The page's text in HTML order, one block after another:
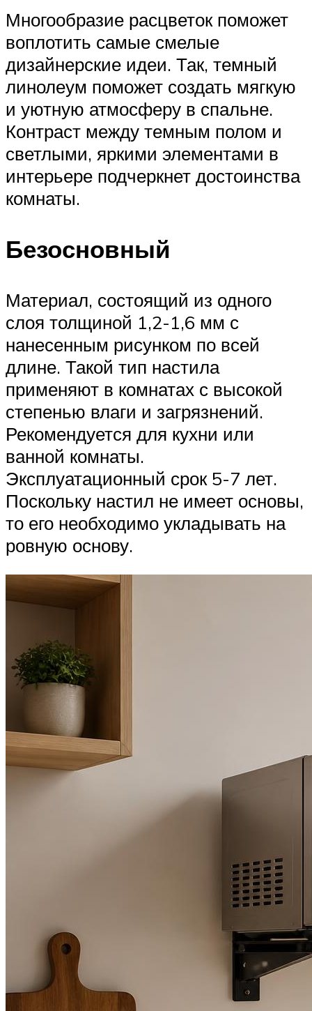
Многообразие расцветок поможет
воплотить самые смелые
дизайнерские идеи. Так, темный
линолеум поможет создать мягкую
и уютную атмосферу в спальне.
Контраст между темным полом и
светлыми, яркими элементами в
интерьере подчеркнет достоинства
комнаты.
Безосновный
Материал, состоящий из одного
слоя толщиной 1,2-1,6 мм с
нанесенным рисунком по всей
длине. Такой тип настила
применяют в комнатах с высокой
степенью влаги и загрязнений.
Рекомендуется для кухни или
ванной комнаты.
Эксплуатационный срок 5-7 лет.
Поскольку настил не имеет основы,
то его необходимо укладывать на
ровную основу.